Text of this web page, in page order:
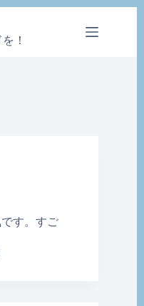
！
す。すご